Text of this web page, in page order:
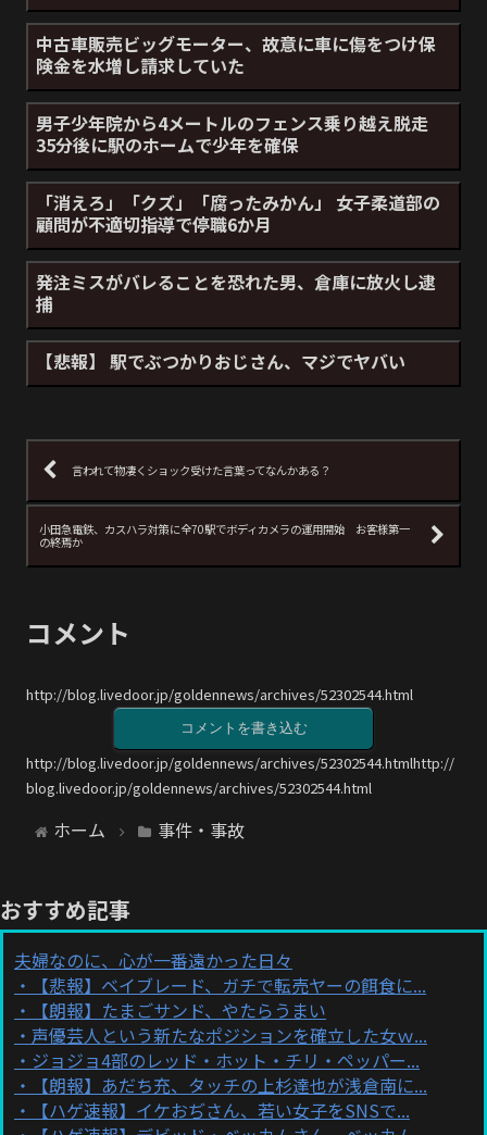
中古車販売ビッグモーター、故意に車に傷をつけ保
険金を水増し請求していた
男子少年院から4メートルのフェンス乗り越え脱走
35分後に駅のホームで少年を確保
「消えろ」「クズ」「腐ったみかん」 女子柔道部の
顧問が不適切指導で停職6か月
発注ミスがバレることを恐れた男、倉庫に放火し逮
捕
【悲報】 駅でぶつかりおじさん、マジでヤバい
言われて物凄くショック受けた言葉ってなんかある？
小田急電鉄、カスハラ対策に全70駅でボディカメラの運用開始 お客様第一
の終焉か
コメント
http://blog.livedoor.jp/goldennews/archives/52302544.html
コメントを書き込む
http://blog.livedoor.jp/goldennews/archives/52302544.htmlhttp://
blog.livedoor.jp/goldennews/archives/52302544.html
ホーム 事件・事故
おすすめ記事
夫婦なのに、心が一番遠かった日々
【悲報】ベイブレード、ガチで転売ヤーの餌食に...
【朗報】たまごサンド、やたらうまい
声優芸人という新たなポジションを確立した女ｗ...
ジョジョ4部のレッド・ホット・チリ・ペッパー...
【朗報】あだち充、タッチの上杉達也が浅倉南に...
【ハゲ速報】イケおぢさん、若い女子をSNSで...